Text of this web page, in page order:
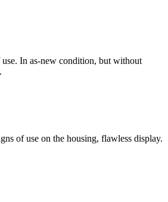
In as-new condition, but without
of use on the housing, flawless display.